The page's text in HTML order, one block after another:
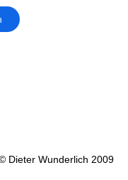
Dieter Wunderlich 2009